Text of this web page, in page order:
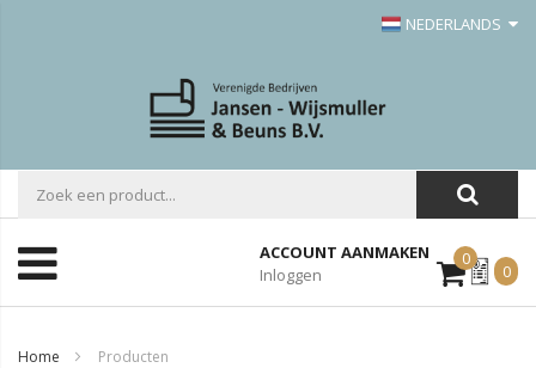
NEDERLANDS
ACCOUNT AANMAKEN
Inloggen
0Mijn
Offerte
0
Home Producten